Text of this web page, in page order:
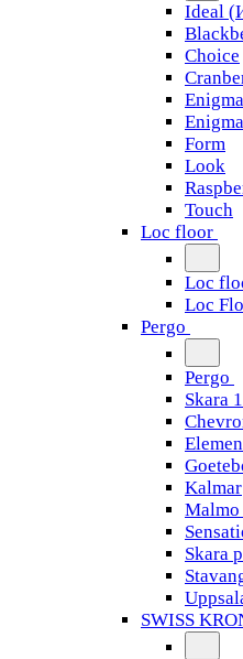
Ideal
Choice
Enigma
Form
Look
Touch
Loc floor
Loc
Loc
Pergo
Pergo
Skara
Kalmar
Malmo
Skara
SWISS